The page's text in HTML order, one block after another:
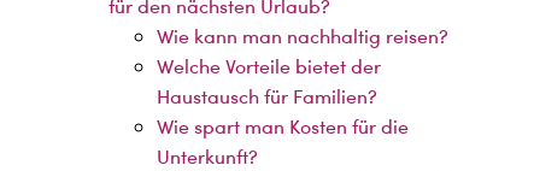
Wie kann man nachhaltig reisen?
Welche Vorteile bietet der
Haustausch für Familien?
Wie spart man Kosten für die
Unterkunft?